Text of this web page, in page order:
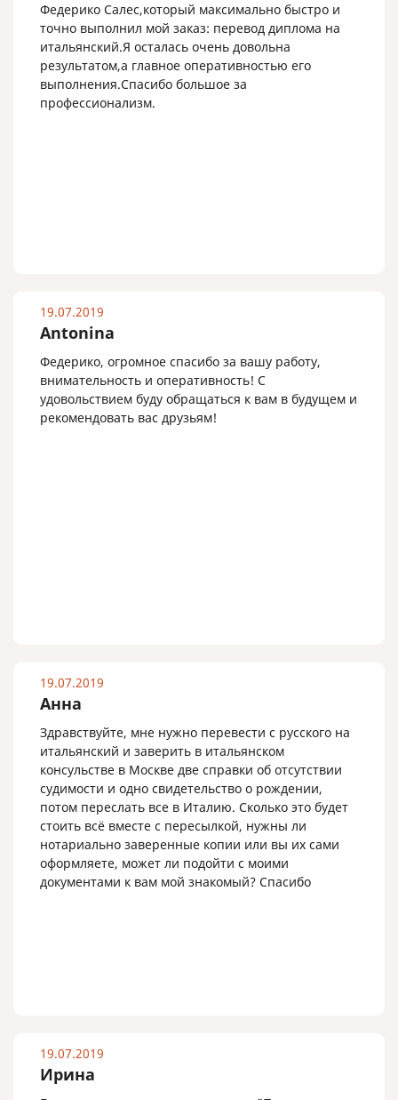
Федерико Салес,который максимально быстро и
точно выполнил мой заказ: перевод диплома на
итальянский.Я осталась очень довольна
результатом,а главное оперативностью его
выполнения.Спасибо большое за
профессионализм.
19.07.2019
Antonina
Федерико, огромное спасибо за вашу работу,
внимательность и оперативность! С
удовольствием буду обращаться к вам в будущем и
рекомендовать вас друзьям!
19.07.2019
Анна
Здравствуйте, мне нужно перевести с русского на
итальянский и заверить в итальянском
консульстве в Москве две справки об отсутствии
судимости и одно свидетельство о рождении,
потом переслать все в Италию. Сколько это будет
стоить всё вместе с пересылкой, нужны ли
нотариально заверенные копии или вы их сами
оформляете, может ли подойти с моими
документами к вам мой знакомый? Спасибо
19.07.2019
Ирина